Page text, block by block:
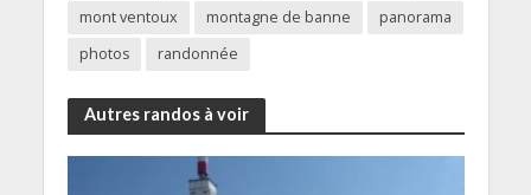
mont ventoux
montagne de banne
panorama
photos
randonnée
Autres randos à voir